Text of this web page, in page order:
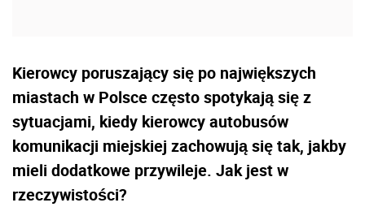
Kierowcy poruszający się po największych
miastach w Polsce często spotykają się z
sytuacjami, kiedy kierowcy autobusów
komunikacji miejskiej zachowują się tak, jakby
mieli dodatkowe przywileje. Jak jest w
rzeczywistości?